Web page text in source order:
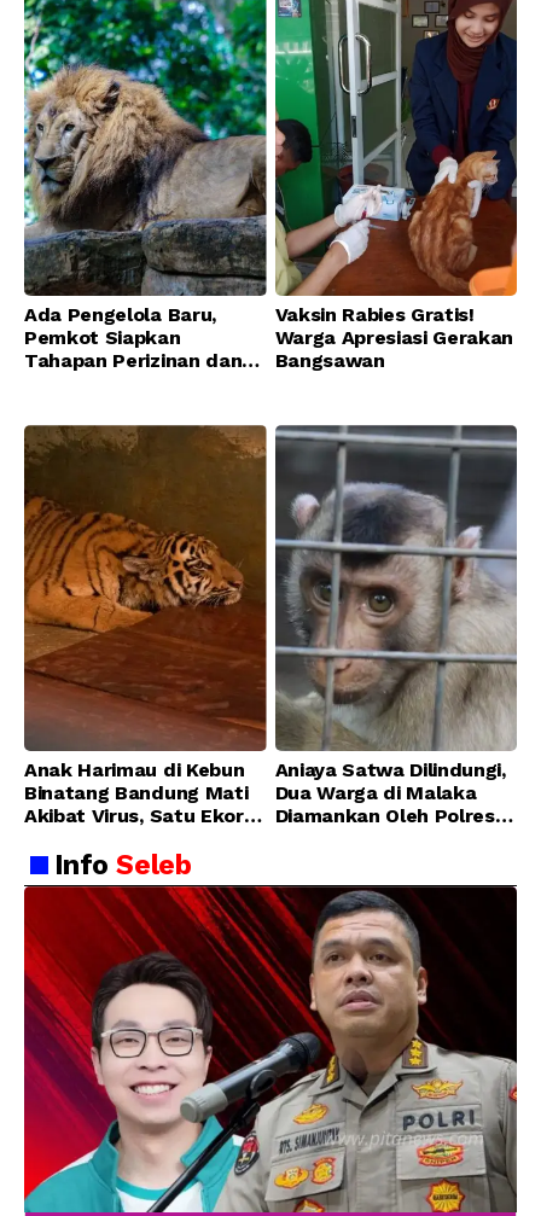
Ada Pengelola Baru,
Pemkot Siapkan
Tahapan Perizinan dan
Vaksin Rabies Gratis!
Warga Apresiasi Gerakan
Bangsawan
Anak Harimau di Kebun
Binatang Bandung Mati
Akibat Virus, Satu Ekor
Membaik
Aniaya Satwa Dilindungi,
Dua Warga di Malaka
Diamankan Oleh Polres
InfoSeleb